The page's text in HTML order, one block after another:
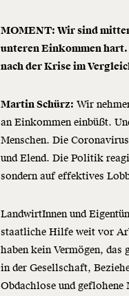
MOMENT: Wir sind
unteren Einkommen hart.
nach der Krise im
Martin Schürz: Wir
an Einkommen einbüßt.
Menschen. Die
und Elend. Die Politik
sondern auf effektives
LandwirtInnen und
staatliche Hilfe weit vor
haben kein Vermögen, das
in der Gesellschaft,
Obdachlose und